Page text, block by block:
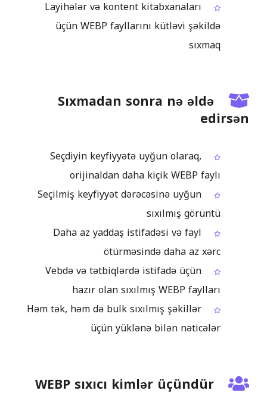
Layihələr və kontent kitabxanaları
üçün WEBP fayllarını kütləvi şəkildə
sıxmaq
Sıxmadan sonra nə əldə
edirsən
Seçdiyin keyfiyyətə uyğun olaraq,
orijinaldan daha kiçik WEBP faylı
Seçilmiş keyfiyyət dərəcəsinə uyğun
sıxılmış görüntü
Daha az yaddaş istifadəsi və fayl
ötürməsində daha az xərc
Vebdə və tətbiqlərdə istifadə üçün
hazır olan sıxılmış WEBP faylları
Həm tək, həm də bulk sıxılmış şəkillər
üçün yüklənə bilən nəticələr
WEBP sıxıcı kimlər üçündür